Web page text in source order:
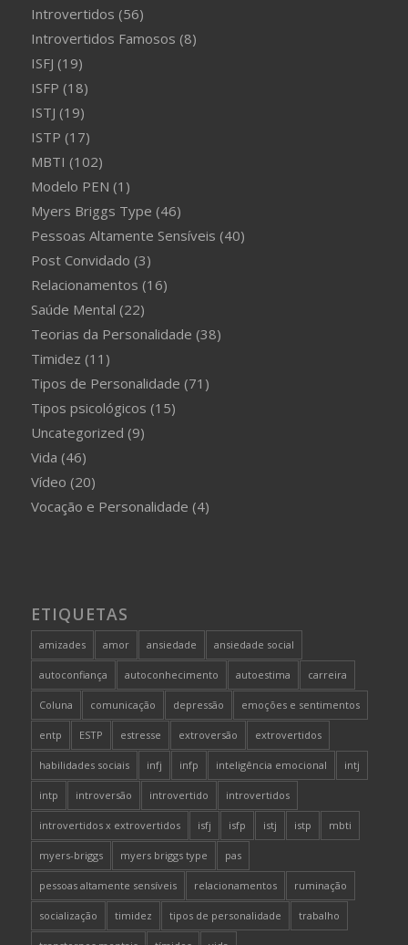
Introvertidos (56)
Introvertidos Famosos (8)
ISFJ (19)
ISFP (18)
ISTJ (19)
ISTP (17)
MBTI (102)
Modelo PEN (1)
Myers Briggs Type (46)
Pessoas Altamente Sensíveis (40)
Post Convidado (3)
Relacionamentos (16)
Saúde Mental (22)
Teorias da Personalidade (38)
Timidez (11)
Tipos de Personalidade (71)
Tipos psicológicos (15)
Uncategorized (9)
Vida (46)
Vídeo (20)
Vocação e Personalidade (4)
ETIQUETAS
amizades amor ansiedade ansiedade social
autoconfiança autoconhecimento autoestima carreira
Coluna comunicação depressão emoções e sentimentos
entp ESTP estresse extroversão extrovertidos
habilidades sociais infj infp inteligência emocional intj
intp introversão introvertido introvertidos
introvertidos x extrovertidos isfj isfp istj istp mbti
myers-briggs myers briggs type pas
pessoas altamente sensíveis relacionamentos ruminação
socialização timidez tipos de personalidade trabalho